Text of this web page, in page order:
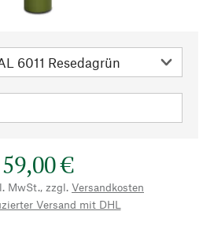
59,00 €
MwSt., zzgl. Versandkosten
Versand mit DHL